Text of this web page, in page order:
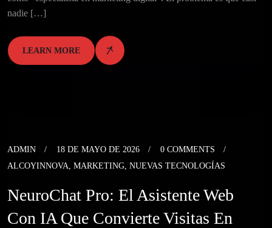
nadie […]
LEARN MORE
ADMIN 18 DE MAYO DE 2026
0 COMMENTS
ALCOYINNOVA, MARKETING, NUEVAS TECNOLOGÍAS
NeuroChat Pro: El Asistente Web
Con IA Que Convierte Visitas En